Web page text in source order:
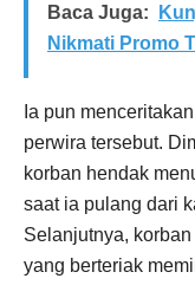
Baca Juga:
Nikmati Promo
Ia pun
perwira tersebut.
korban hendak
saat ia pulang dari
Selanjutnya,
yang berteriak